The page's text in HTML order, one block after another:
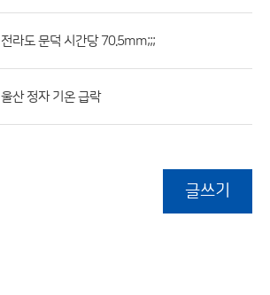
전라도 문덕 시간당 70.5mm;;;
울산 정자 기온 급락
글쓰기